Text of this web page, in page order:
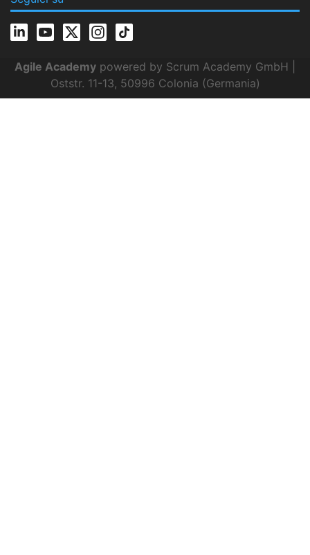
Agile Academy powered by Scrum Academy GmbH |
Oststr. 11-13, 50996 Colonia (Germania)